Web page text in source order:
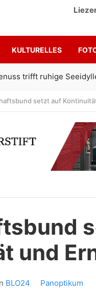
KULTURELLES
für den SK Sturm
setzt auf
und
BLO24 Panoptikum